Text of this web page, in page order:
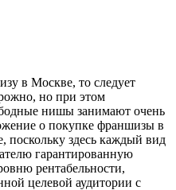
в Москве, то следует
но при этом
нишы занимают очень
о покупке франшизы в
поскольку здесь каждый вид
гарантированную
рентабельности,
целевой аудитории с